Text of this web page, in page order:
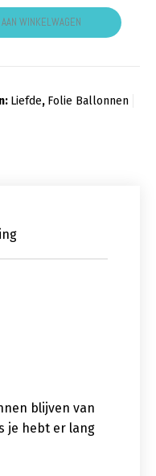
WINKELWAGEN
Liefde, Folie Ballonnen
blijven van
je hebt er lang